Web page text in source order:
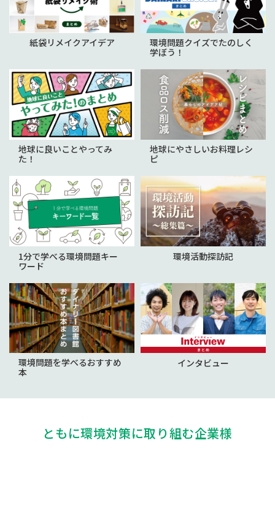
紙袋リメイクアイデア
環境問題クイズでたのしく
学ぼう！
地球に良いことやってみ
た！
地球にやさしいお料理レシ
ピ
1分で学べる環境問題キー
ワード
環境活動探訪記
環境問題を学べるおすすめ
本
インタビュー
ともに環境対策に取り組む企業様